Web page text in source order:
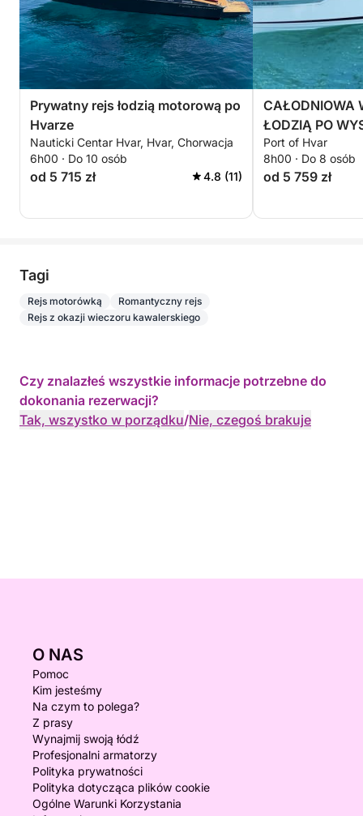
Prywatny rejs łodzią motorową po
Hvarze
Nauticki Centar Hvar, Hvar, Chorwacja
6h00 · Do 10 osób
od 5 715 zł 4.8 (11)
CAŁODNIOWA
ŁODZIĄ PO
PAKLENI +
paliwo w cenie
Port of Hvar
8h00 · Do 8 osób
od 5 759 zł
Tagi
Rejs motorówką
Romantyczny rejs
Rejs z okazji wieczoru kawalerskiego
Czy znalazłeś wszystkie informacje potrzebne do
dokonania rezerwacji?
Tak, wszystko w porządku/Nie, czegoś brakuje
O NAS
Pomoc
Kim jesteśmy
Na czym to polega?
Z prasy
Wynajmij swoją łódź
Profesjonalni armatorzy
Polityka prywatności
Polityka dotycząca plików cookie
Ogólne Warunki Korzystania